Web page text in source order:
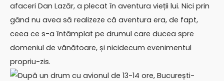
afaceri Dan Lazăr, a plecat în aventura vieții lui. Nici prin
gând nu avea să realizeze că aventura era, de fapt,
ceea ce s-a întâmplat pe drumul care ducea spre
domeniul de vânătoare, și nicidecum evenimentul
propriu-zis.
După un drum cu avionul de 13-14 ore, București-